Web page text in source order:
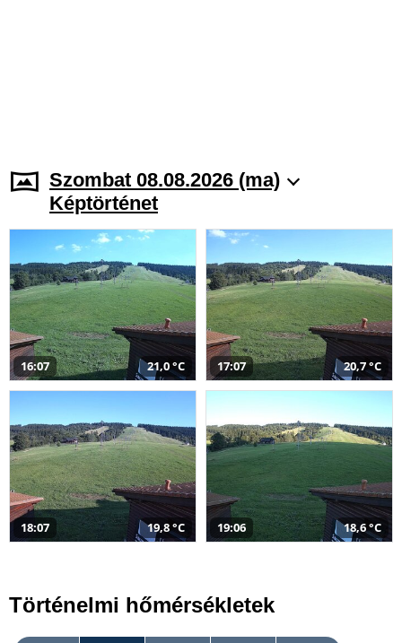
Szombat 08.08.2026 (ma)
Képtörténet
16:07 21,0 °C 17:07 20,7 °C
18:07 19,8 °C 19:06 18,6 °C
Történelmi hőmérsékletek